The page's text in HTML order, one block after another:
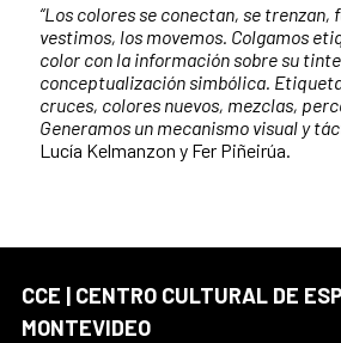
“Los colores se conectan, se trenzan,
vestimos, los movemos. Colgamos
color con la información sobre su
conceptualización simbólica.
cruces, colores nuevos, mezclas,
Generamos un mecanismo visual y
Lucía Kelmanzon y Fer Piñeirúa.
CCE | CENTRO CULTURAL DE
MONTEVIDEO